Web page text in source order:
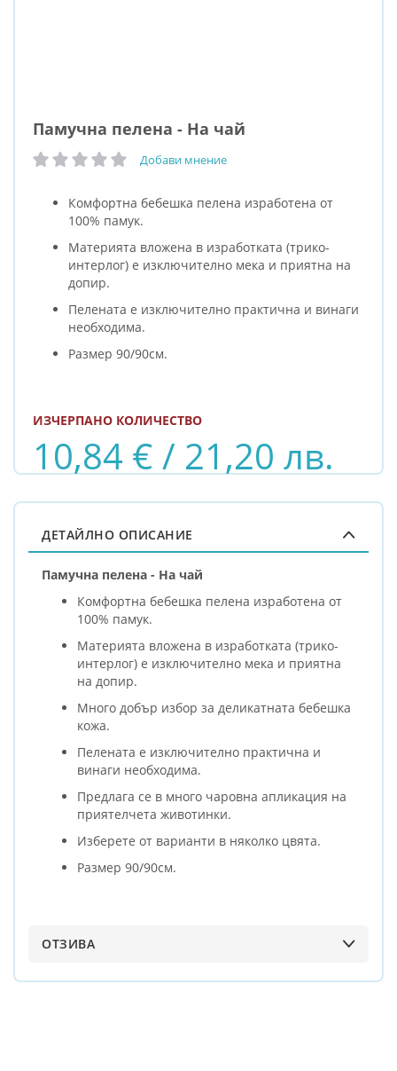
Памучна пелена - На чай
рейтинг: Добави мнение
Комфортна бебешка пелена изработена от
100% памук.
Материята вложена в изработката (трико-
интерлог) е изключително мека и приятна на
допир.
Пелената е изключително практична и винаги
необходима.
Размер 90/90см.
10,84 € / 21,20 лв.
ИЗЧЕРПАНО КОЛИЧЕСТВО
ДЕТАЙЛНО ОПИСАНИЕ
Памучна пелена - На чай
Комфортна бебешка пелена изработена от
100% памук.
Материята вложена в изработката (трико-
интерлог) е изключително мека и приятна
на допир.
Много добър избор за деликатната бебешка
кожа.
Пелената е изключително практична и
винаги необходима.
Предлага се в много чаровна апликация на
приятелчета животинки.
Изберете от варианти в няколко цвята.
Размер 90/90см.
ОТЗИВА